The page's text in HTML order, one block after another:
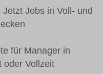
Jobs in Voll- und
für Manager in
oder Vollzeit